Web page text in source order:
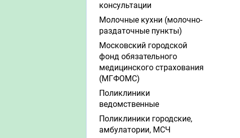
консультации
Молочные кухни (молочно-
раздаточные пункты)
Московский городской
фонд обязательного
медицинского страхования
(МГФОМС)
Поликлиники
ведомственные
Поликлиники городские,
амбулатории, МСЧ